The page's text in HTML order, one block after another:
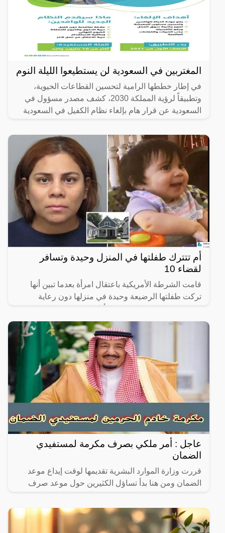
المغتربين في السعودية لن يستطيعوا الليلة النوم
في إطار خططها الرامية لتحسين القطاعات الحيوية،
وتطبيقاً لرؤية المملكة 2030، كشف مصدر مسؤول في
السعودية عن قرار هام بإلغاء نظام الكفيل في السعودية
أم تتترك طفلتها في المنزل وحيدة وتسافر
لقضاء 10
قامت الشرطة الأمريكية باعتقال امرأة بعدما تبين أنها
تركت طفلتها الرضيعة وحيدة في منزلها دون رعاية
فارقت
عاجل : أمر ملكي بصرف مكرمة لمستفيدي
الضمان
قررت وزارة الموارد البشرية تقديمها لوقت إيداع موعد
الضمان ومن هنا بدأ تساؤل الكثيرين حول موعد صرف
تزامنا مع